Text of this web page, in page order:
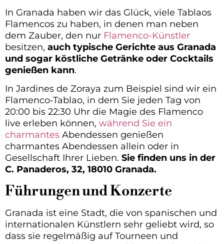
In Granada haben wir das Glück, viele Tablaos
Flamencos zu haben, in denen man neben
dem Zauber, den nur Flamenco-Künstler
besitzen, auch typische Gerichte aus Granada
und sogar köstliche Getränke oder Cocktails
genießen kann.
In Jardines de Zoraya zum Beispiel sind wir ein
Flamenco-Tablao, in dem Sie jeden Tag von
20:00 bis 22:30 Uhr die Magie des Flamenco
live erleben können, während Sie ein
charmantes Abendessen genießen
charmantes Abendessen allein oder in
Gesellschaft Ihrer Lieben. Sie finden uns in der
C. Panaderos, 32, 18010 Granada.
Führungen und Konzerte
Granada ist eine Stadt, die von spanischen und
internationalen Künstlern sehr geliebt wird, so
dass sie regelmäßig auf Tourneen und